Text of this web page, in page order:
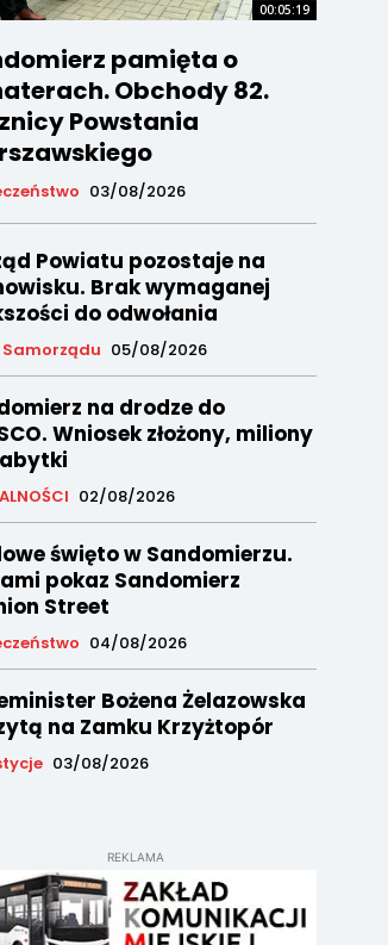
00:05:19
pamięta o
Obchody 82.
Powstania
03/08/2026
Powiatu pozostaje na
Brak wymaganej
do odwołania
Samorządu 05/08/2026
na drodze do
Wniosek złożony, miliony
02/08/2026
święto w Sandomierzu.
pokaz Sandomierz
Street
04/08/2026
Bożena Żelazowska
na Zamku Krzyżtopór
03/08/2026
REKLAMA